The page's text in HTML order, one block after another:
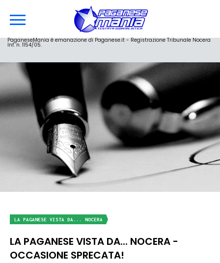
PaganeseMania è emanazione di Paganese.it - Registrazione Tribunale Nocera
Inf. n. 1154/05.
LA PAGANESE VISTA DA... NOCERA
LA PAGANESE VISTA DA... NOCERA -
OCCASIONE SPRECATA!